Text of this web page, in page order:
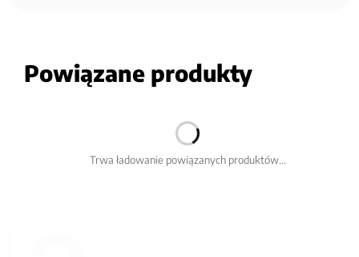
Powiązane produkty
Trwa ładowanie powiązanych produktów...